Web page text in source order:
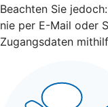
Beachten Sie
nie per E-Mail oder
Zugangsdaten